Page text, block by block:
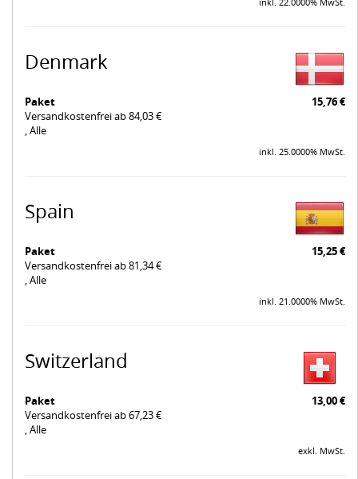
Denmark
Paket
15,76 €
Versandkostenfrei ab 84,03 €
, Alle
inkl. 25.0000% MwSt.
Spain
Paket
15,25 €
Versandkostenfrei ab 81,34 €
, Alle
inkl. 21.0000% MwSt.
Switzerland
Paket
13,00 €
Versandkostenfrei ab 67,23 €
, Alle
exkl. MwSt.